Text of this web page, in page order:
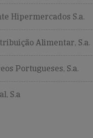
Hipermercados S.a.
Alimentar, S.a.
Portugueses, S.a.
S.a